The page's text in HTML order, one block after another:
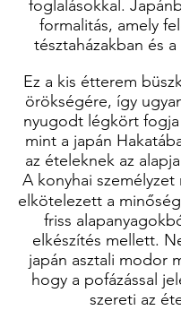
foglalásokkal.
formalitás, amely
tésztaházakban és
Ez a kis étterem
örökségére, így
nyugodt légkört fogja
mint a japán
az ételeknek az
A konyhai
elkötelezett a
friss
elkészítés mellett.
japán asztali modor
hogy a pofázással
szereti az